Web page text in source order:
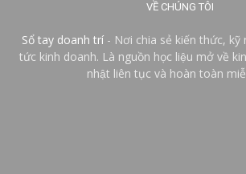
VỀ CHÚNG TÔI
Sổ tay doanh trí - Nơi chia sẻ kiến thức, kỹ
tức kinh doanh. Là nguồn học liệu mở về
nhật liên tục và hoàn toàn